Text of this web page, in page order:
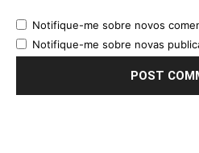
Notifique-me sobre novos
Notifique-me sobre novas